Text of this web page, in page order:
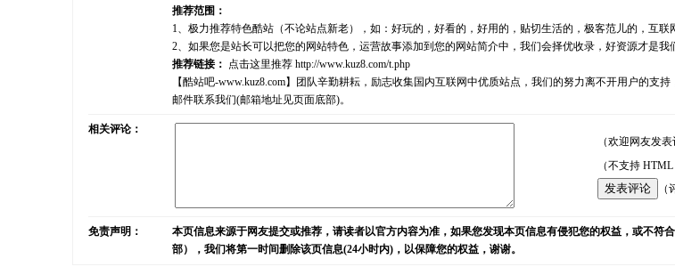
推荐范围：
1、极力推荐特色酷站（不论站点新老），如：好玩的，好看的，好用的，贴切生活的，极客范儿的，互联
2、如果您是站长可以把您的网站特色，运营故事添加到您的网站简介中，我们会择优收录，好资源才是我
推荐链接： 点击这里推荐 http://www.kuz8.com/t.php
【酷站吧-www.kuz8.com】团队辛勤耕耘，励志收集国内互联网中优质站点，我们的努力离不开用户的支
邮件联系我们(邮箱地址见页面底部)。
相关评论：
（欢迎网友发
（不支持
免责声明：
本页信息来源于网友提交或推荐，请读者以官方内容为准，如果您发现本页信息有侵犯您的权益，或不符
部），我们将第一时间删除该页信息(24小时内)，以保障您的权益，谢谢。